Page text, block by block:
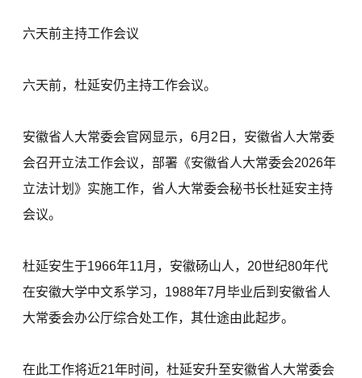
六天前主持工作会议
六天前，杜延安仍主持工作会议。
安徽省人大常委会官网显示，6月2日，安徽省人大常委
会召开立法工作会议，部署《安徽省人大常委会2026年
立法计划》实施工作，省人大常委会秘书长杜延安主持
会议。
杜延安生于1966年11月，安徽砀山人，20世纪80年代
在安徽大学中文系学习，1988年7月毕业后到安徽省人
大常委会办公厅综合处工作，其仕途由此起步。
在此工作将近21年时间，杜延安升至安徽省人大常委会